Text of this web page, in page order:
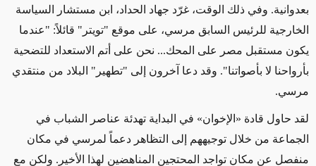
بعدوانية. وفي ذلك الوقت، غرّد جهاد الحداد، ابن مستشار السياسة
الخارجية للرئيس السابق مرسي، على موقع "تويتر" قائلاً: "عندما
يكون مستقبل مصر على المحك... نحن على أتم الاستعداد للتضحية
بأرواحنا لا بأصواتنا". وقد دعا آخرون إلى "تطهير" البلاد من منتقدي
مرسي.
لقد حاول قادة «الإخوان» في البداية تهدئة عناصر الشباب في
الجماعة من خلال توجيههم إلى التظاهر دعماً لمرسي في مكان
منفصل عن مكان تواجد المحتجين المناهضين لهذا الأخير. ولكن مع